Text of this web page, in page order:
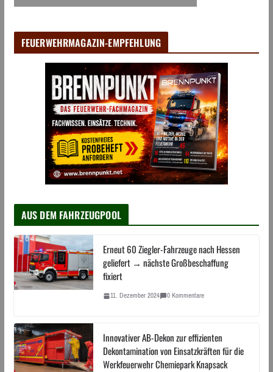
FEUERWEHRMAGAZIN-EMPFEHLUNG
AUS DEM FAHRZEUGPOOL
Erneut 60 Ziegler-Fahrzeuge nach Hessen
geliefert → nächste Großbeschaffung
fixiert
11. Dezember 2024 0 Kommentare
Innovativer AB-Dekon zur effizienten
Dekontamination von Einsatzkräften für die
Werkfeuerwehr Chemiepark Knapsack